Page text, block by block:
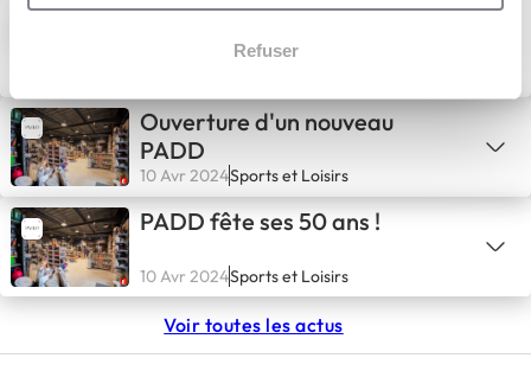
Refuser
ACADEMIE
Ouverture d'un nouveau
PADD
10 Avr 2024Sports et Loisirs
PADD fête ses 50 ans !
10 Avr 2024Sports et Loisirs
Voir toutes les actus